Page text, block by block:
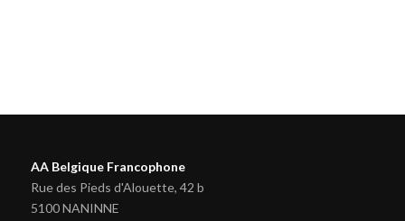
AA Belgique Francophone
Rue des Pieds d'Alouette, 42 b
5100 NANINNE